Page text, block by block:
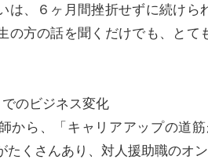
は、６ヶ月間挫折せずに続け
の方の話を聞くだけでも、と
のビジネス変化
から、「キャリアアップの道
たくさんあり、対人援助職のオ